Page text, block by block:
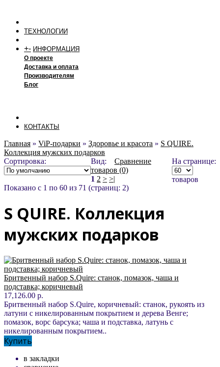
ТЕХНОЛОГИИ
+- ИНФОРМАЦИЯ
О проекте
Доставка и оплата
Производителям
Блог
КОНТАКТЫ
Главная » ViP-подарки » Здоровье и красота » S QUIRE.
Коллекция мужских подарков
Сортировка:
Вид: На странице:
товаров
Сравнение
товаров (0)
1 2 > >|
Показано с 1 по 60 из 71 (страниц: 2)
S QUIRE. Коллекция
мужских подарков
Бритвенный набор S.Quire: станок, помазок, чаша и
подставка; коричневый
17,126.00 р.
Бритвенный набор S.Quire, коричневый: станок, рукоять из
латуни с никелированным покрытием и дерева Венге;
помазок, ворс барсука; чаша и подставка, латунь с
никелированным покрытием..
Купить
в закладки